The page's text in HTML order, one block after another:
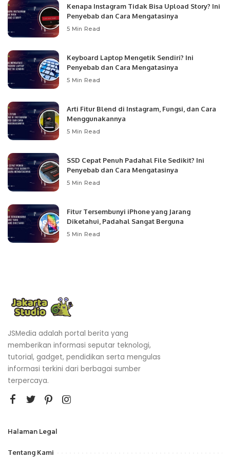
Kenapa Instagram Tidak Bisa Upload Story? Ini
Penyebab dan Cara Mengatasinya
5 Min Read
Keyboard Laptop Mengetik Sendiri? Ini
Penyebab dan Cara Mengatasinya
5 Min Read
Arti Fitur Blend di Instagram, Fungsi, dan Cara
Menggunakannya
5 Min Read
SSD Cepat Penuh Padahal File Sedikit? Ini
Penyebab dan Cara Mengatasinya
5 Min Read
Fitur Tersembunyi iPhone yang Jarang
Diketahui, Padahal Sangat Berguna
5 Min Read
JSMedia adalah portal berita yang
memberikan informasi seputar teknologi,
tutorial, gadget, pendidikan serta mengulas
informasi terkini dari berbagai sumber
terpercaya.
Halaman Legal
Tentang Kami